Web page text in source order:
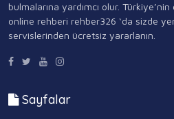
bulmalarına yardımcı olur.
online rehberi rehber326 ‘da sizde
servislerinden ücretsiz yararlanın.
Sayfalar